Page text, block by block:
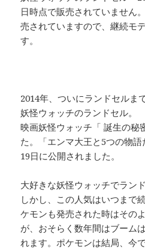
日時点で販売されていません
売されていますので、継続モ
す。
2014年、ついにランドセルま
妖怪ウォッチのランドセル。
映画妖怪ウォッチ「 誕生の秘
た。「エンマ大王と5つの物
19日に公開されました。
大好きな妖怪ウォッチでラン
しかし、この人気はいつまで
ケモンも発売された時はその
が、おそらく数年間はブーム
れます。ポケモンは結局、今